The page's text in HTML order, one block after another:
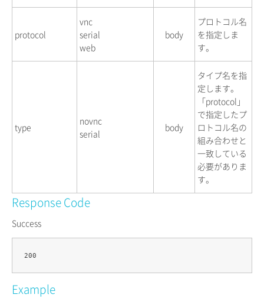
protocol
vnc
serial
web
body
プロトコル名
を指定しま
す。
type
novnc
serial
body
タイプ名を指
定します。
「protocol」
で指定したプ
ロトコル名の
組み合わせと
一致している
必要がありま
す。
Response Code
Success
Example